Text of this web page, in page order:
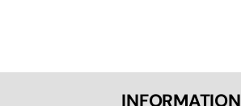
INFORMATION